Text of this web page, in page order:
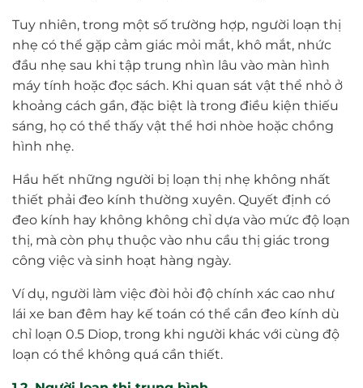
Tuy nhiên, trong một số trường hợp, người loạn thị
nhẹ có thể gặp cảm giác mỏi mắt, khô mắt, nhức
đầu nhẹ sau khi tập trung nhìn lâu vào màn hình
máy tính hoặc đọc sách. Khi quan sát vật thể nhỏ ở
khoảng cách gần, đặc biệt là trong điều kiện thiếu
sáng, họ có thể thấy vật thể hơi nhòe hoặc chồng
hình nhẹ.
Hầu hết những người bị loạn thị nhẹ không nhất
thiết phải đeo kính thường xuyên. Quyết định có
đeo kính hay không không chỉ dựa vào mức độ loạn
thị, mà còn phụ thuộc vào nhu cầu thị giác trong
công việc và sinh hoạt hàng ngày.
Ví dụ, người làm việc đòi hỏi độ chính xác cao như
lái xe ban đêm hay kế toán có thể cần đeo kính dù
chỉ loạn 0.5 Diop, trong khi người khác với cùng độ
loạn có thể không quá cần thiết.